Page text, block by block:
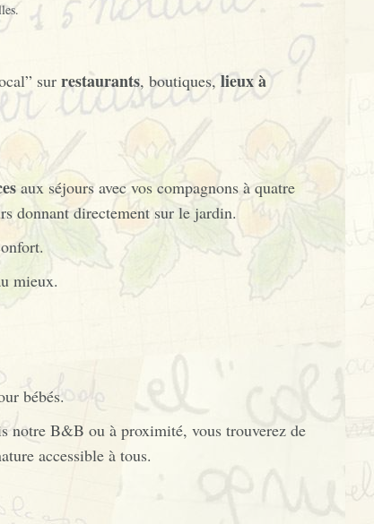
sur restaurants, boutiques,lieux à
aux séjours avec vos compagnons à quatre
donnant directement sur le jardin.
mieux.
bébés.
notre B&B ou à proximité, vous trouverez de
accessible à tous.